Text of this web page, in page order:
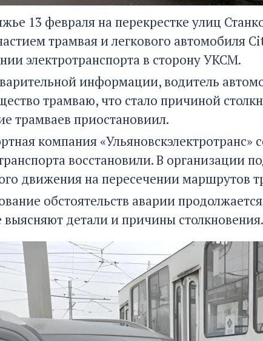
13 февраля на перекрестке улиц
трамвая и легкового автомобиля
электротранспорта в сторону УКСМ.
информации, водитель
трамваю, что стало причиной
трамваев приостановиил.
компания
восстановили. В организации
движения на пересечении маршрутов
обстоятельств аварии
выясняют детали и причины столкновения.